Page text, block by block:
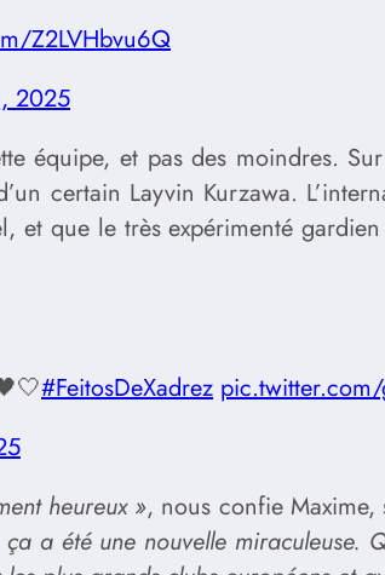
Z2LVHbvu6Q
2025
équipe, et pas des moindres.
certain Layvin Kurzawa.
que le très expérimenté
#FeitosDeXadrez
heureux », nous confie
a été une nouvelle miraculeuse.